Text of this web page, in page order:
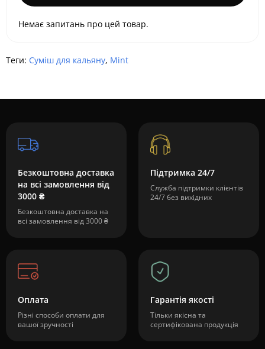
Немає запитань про цей товар.
Теги: Суміш для кальяну, Mint
Безкоштовна доставка
на всі замовлення від
3000 ₴
Безкоштовна доставка на
всі замовлення від 3000 ₴
Підтримка 24/7
Служба підтримки клієнтів
24/7 без вихідних
Оплата
Різні способи оплати для
вашої зручності
Гарантія якості
Тільки якісна та
сертифікована продукція